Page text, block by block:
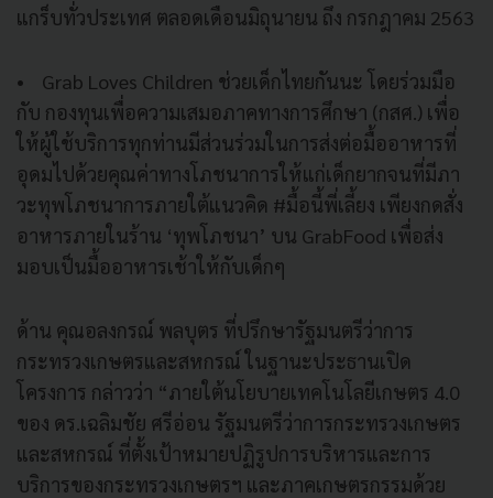
แกร็บทั่วประเทศ ตลอดเดือนมิถุนายน ถึง กรกฎาคม 2563
• Grab Loves Children ช่วยเด็กไทยกันนะ โดยร่วมมือ
กับ กองทุนเพื่อความเสมอภาคทางการศึกษา (กสศ.) เพื่อ
ให้ผู้ใช้บริการทุกท่านมีส่วนร่วมในการส่งต่อมื้ออาหารที่
อุดมไปด้วยคุณค่าทางโภชนาการให้แก่เด็กยากจนที่มีภา
วะทุพโภชนาการภายใต้แนวคิด #มื้อนี้พี่เลี้ยง เพียงกดสั่ง
อาหารภายในร้าน ‘ทุพโภชนา’ บน GrabFood เพื่อส่ง
มอบเป็นมื้ออาหารเช้าให้กับเด็กๆ
ด้าน คุณอลงกรณ์ พลบุตร ที่ปรึกษารัฐมนตรีว่าการ
กระทรวงเกษตรและสหกรณ์ ในฐานะประธานเปิด
โครงการ กล่าวว่า “ภายใต้นโยบายเทคโนโลยีเกษตร 4.0
ของ ดร.เฉลิมชัย ศรีอ่อน รัฐมนตรีว่าการกระทรวงเกษตร
และสหกรณ์ ที่ตั้งเป้าหมายปฏิรูปการบริหารและการ
บริการของกระทรวงเกษตรฯ และภาคเกษตรกรรมด้วย